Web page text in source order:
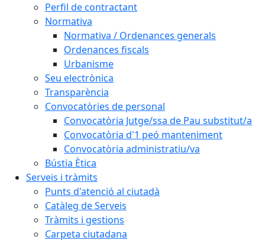
Perfil de contractant
Normativa
Normativa / Ordenances generals
Ordenances fiscals
Urbanisme
Seu electrònica
Transparència
Convocatòries de personal
Convocatòria Jutge/ssa de Pau substitut/a
Convocatòria d'1 peó manteniment
Convocatòria administratiu/va
Bústia Ètica
Serveis i tràmits
Punts d'atenció al ciutadà
Catàleg de Serveis
Tràmits i gestions
Carpeta ciutadana